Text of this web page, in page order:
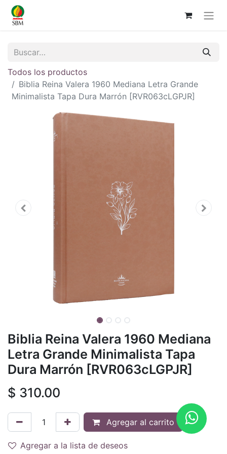
Todos los productos
Biblia Reina Valera 1960 Mediana Letra Grande
Minimalista Tapa Dura Marrón [RVR063cLGPJR]
Biblia Reina Valera 1960 Mediana
Letra Grande Minimalista Tapa
Dura Marrón [RVR063cLGPJR]
$ 310.00
Agregar al carrito
Agregar a la lista de deseos